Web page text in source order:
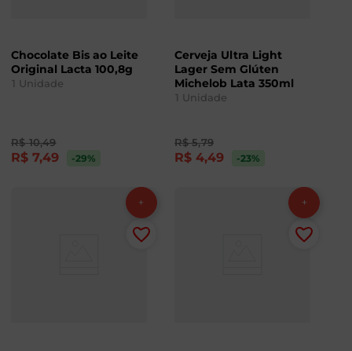
Chocolate Bis ao Leite
Original Lacta 100,8g
1 Unidade
R$ 10,49
R$ 7,49 -29%
Cerveja Ultra Light
Lager Sem Glúten
Michelob Lata 350ml
1 Unidade
R$ 5,79
R$ 4,49 -23%